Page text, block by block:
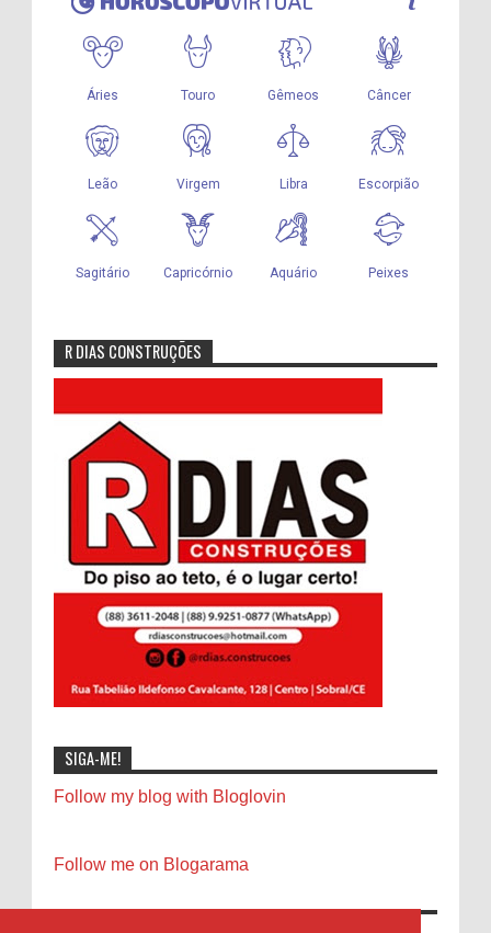
R DIAS CONSTRUÇÕES
SIGA-ME!
Follow my blog with Bloglovin
Follow me on Blogarama